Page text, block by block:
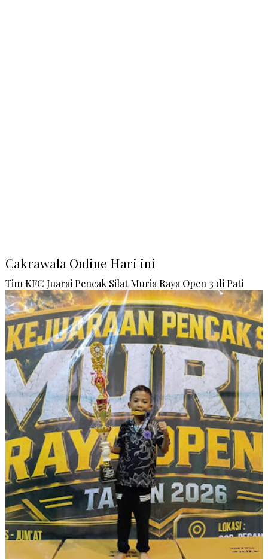
Cakrawala Online Hari ini
Tim KFC Juarai Pencak Silat Muria Raya Open 3 di Pati